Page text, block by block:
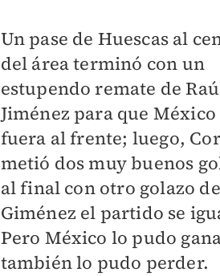
Un pase de Huescas al
del área terminó con un
estupendo remate de
Jiménez para que México
fuera al frente; luego,
metió dos muy buenos
al final con otro golazo de
Giménez el partido se
Pero México lo pudo
también lo pudo perder.